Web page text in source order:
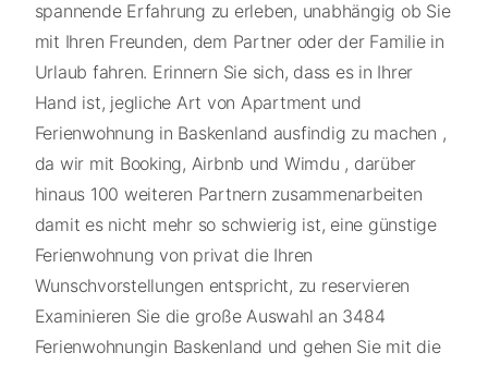
spannende Erfahrung zu erleben, unabhängig ob Sie
mit Ihren Freunden, dem Partner oder der Familie in
Urlaub fahren. Erinnern Sie sich, dass es in Ihrer
Hand ist, jegliche Art von Apartment und
Ferienwohnung in Baskenland ausfindig zu machen ,
da wir mit Booking, Airbnb und Wimdu , darüber
hinaus 100 weiteren Partnern zusammenarbeiten
damit es nicht mehr so schwierig ist, eine günstige
Ferienwohnung von privat die Ihren
Wunschvorstellungen entspricht, zu reservieren
Examinieren Sie die große Auswahl an 3484
Ferienwohnungin Baskenland und gehen Sie mit die